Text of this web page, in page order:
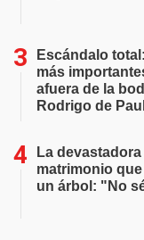
Escándalo
más
afuera de la
Rodrigo de Paul
La
matrimonio
un árbol: "No